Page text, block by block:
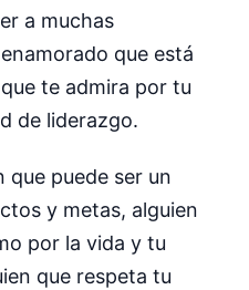
a muchas
que está
te admira por tu
de liderazgo.
que puede ser un
y metas, alguien
por la vida y tu
que respeta tu